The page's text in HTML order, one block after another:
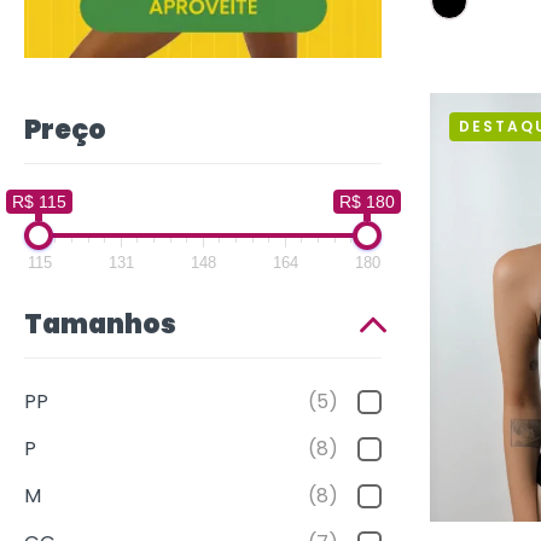
Preço
R$ 115 R$ 180
115 131 148 164 180
Tamanhos
PP
(5)
P
(8)
M
(8)